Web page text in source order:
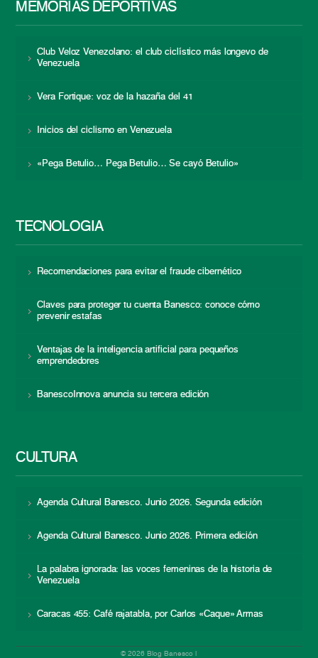
MEMORIAS DEPORTIVAS
Club Veloz Venezolano: el club ciclístico más longevo de
Venezuela
Vera Fortique: voz de la hazaña del 41
Inicios del ciclismo en Venezuela
«Pega Betulio… Pega Betulio… Se cayó Betulio»
TECNOLOGÍA
Recomendaciones para evitar el fraude cibernético
Claves para proteger tu cuenta Banesco: conoce cómo
prevenir estafas
Ventajas de la inteligencia artificial para pequeños
emprendedores
BanescoInnova anuncia su tercera edición
CULTURA
Agenda Cultural Banesco. Junio 2026. Segunda edición
Agenda Cultural Banesco. Junio 2026. Primera edición
La palabra ignorada: las voces femeninas de la historia de
Venezuela
Caracas 455: Café rajatabla, por Carlos «Caque» Armas
© 2026 Blog Banesco |